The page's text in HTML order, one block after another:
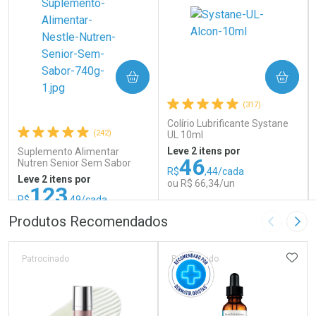
(242)
Suplemento Alimentar
Nutren Senior Sem Sabor
740g
Leve 2 itens por
R$123,49/cada
COMPRAR
FECHAR
FECHAR
Por Menos
(317)
Colírio Lubrificante Systane
UL 10ml
Leve 2 itens por
R$46,44/cada
ou R$ 66,34/un
COMPRAR
Por Menos
Produtos Recomendados Imagem
Patrocinado Patrocinado